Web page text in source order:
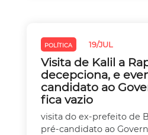
POLÍTICA 19/JUL
Visita de Kalil a
decepciona, e
candidato ao
fica vazio
visita do ex-prefeito de
pré-candidato ao